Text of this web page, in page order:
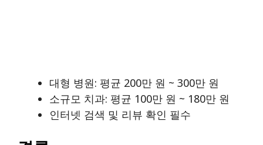
대형 병원: 평균 200만 원 ~ 300만 원
소규모 치과: 평균 100만 원 ~ 180만 원
인터넷 검색 및 리뷰 확인 필수